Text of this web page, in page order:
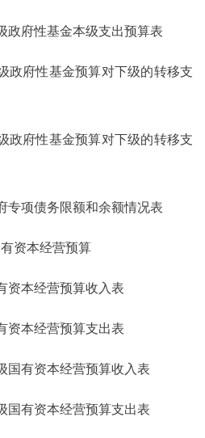
政府性基金本级支出预算表
政府性基金预算对下级的转移支
政府性基金预算对下级的转移支
专项债务限额和余额情况表
资本经营预算
资本经营预算收入表
资本经营预算支出表
国有资本经营预算收入表
国有资本经营预算支出表